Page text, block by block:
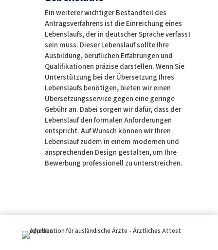
Ein weiterer wichtiger Bestandteil des
Antragsverfahrens ist die Einreichung eines
Lebenslaufs, der in deutscher Sprache verfasst
sein muss. Dieser Lebenslauf sollte Ihre
Ausbildung, beruflichen Erfahrungen und
Qualifikationen präzise darstellen. Wenn Sie
Unterstützung bei der Übersetzung Ihres
Lebenslaufs benötigen, bieten wir einen
Übersetzungsservice gegen eine geringe
Gebühr an. Dabei sorgen wir dafür, dass der
Lebenslauf den formalen Anforderungen
entspricht. Auf Wunsch können wir Ihren
Lebenslauf zudem in einem modernen und
ansprechenden Design gestalten, um Ihre
Bewerbung professionell zu unterstreichen.